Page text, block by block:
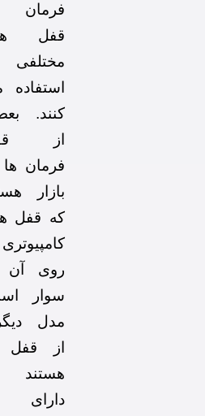
فرمان از
قفل های
مختلفی
استفاده می
کنند. بعضی
از قفل
فرمان ها در
بازار هستند
که قفل های
کامپیوتری بر
روی آن ها
سوار است.
مدل دیگری
از قفل ها
هستند که
دارای